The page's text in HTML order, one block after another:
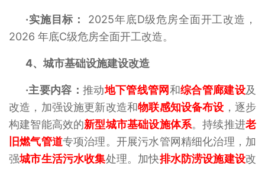
·实施目标：
2025年底D级危房全面开工改造，
2026 年底C级危房全面开工改造。
4、 城市基础设施建设改造
·主要内容： 推动地下管线管网和综合管廊建设及
改造，加强设施更新改造和物联感知设备布设 ，逐步
构建智能高效的新型城市基础设施体系。持续推进老
旧燃气管道专项治理。开展污水管网精细化治理，加
强城市生活污水收集处理。加快排水防涝设施建设改